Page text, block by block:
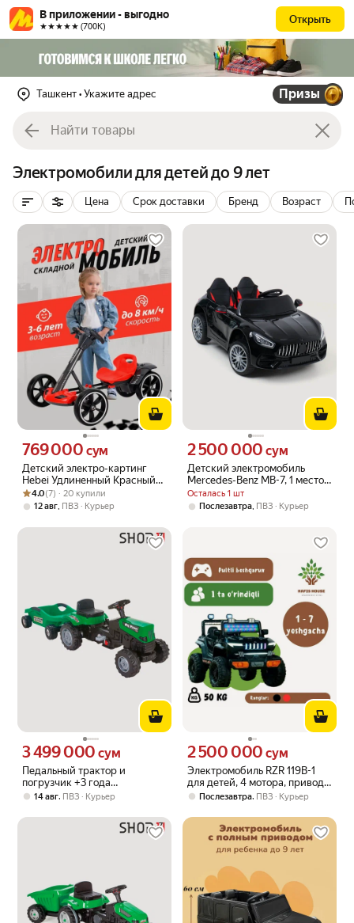
В приложении - выгодно
★★★★★ (700К)
Открыть
Ташкент • Укажите адрес Призы
Электромобили для детей до 9 лет
Цена Срок доставки Бренд Возраст
Детский электро-картинг
Hebei Удлиненный Красный
(6V6) с Пультом
Цена 769000 сум вместо
769 000 сум
Рейтинг товара: 4.0 из 5
Оценок: (7) · 20 купили
4.0(7) · 20 купили
12 авг, ПВЗ Курьер
Детский электромобиль
Mercedes-Benz MB-7, 1 место,
4 мотора, скорость до 7 км/ч
Осталась 1 шт
Цена 2500000 сум вместо
2 500 000 сум
Послезавтра, ПВЗ Курьер
Педальный трактор и
погрузчик +3 года
"Педальный трактор с
Цена 3499000 сум вместо
3 499 000 сум
14 авг, ПВЗ Курьер
Электромобиль RZR 119B-1
для детей, 4 мотора, привод
полный, скорость до 7 км/час
Цена 2500000 сум вместо
2 500 000 сум
Послезавтра, ПВЗ Курьер